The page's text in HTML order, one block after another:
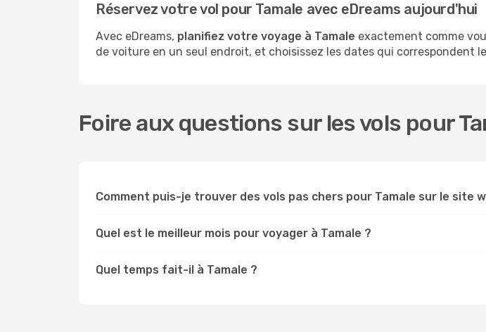
Réservez votre vol pour Tamale avec eDreams aujourd'hui
Avec eDreams, planifiez votre voyage à Tamale exactement comme
de voiture en un seul endroit, et choisissez les dates qui correspondent
Foire aux questions sur les vols pour
Comment puis-je trouver des vols pas chers pour Tamale sur le site
Quel est le meilleur mois pour voyager à Tamale ?
Quel temps fait-il à Tamale ?